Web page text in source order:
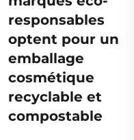
responsables
optent pour un
emballage
cosmétique
recyclable et
compostable